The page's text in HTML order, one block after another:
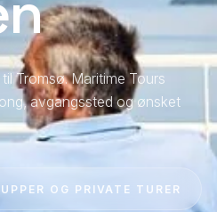
Tromsø. Maritime Tours
avgangssted og ønsket
OG PRIVATE TURER